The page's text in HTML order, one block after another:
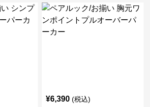
¥6,390 (税込)